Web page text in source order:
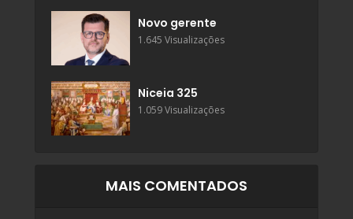
Novo gerente
1.645 Visualizações
Niceia 325
1.059 Visualizações
MAIS COMENTADOS